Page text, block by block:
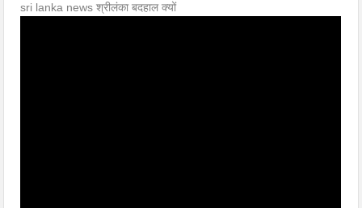
sri lanka news श्रीलंका बदहाल क्यों